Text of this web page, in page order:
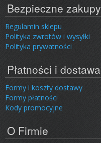
Bezpieczne zakupy
Regulamin sklepu
Polityka zwrotów i wysyłki
Polityka prywatności
Płatności i dostawa
Formy i koszty dostawy
Formy płatności
Kody promocyjne
O Firmie